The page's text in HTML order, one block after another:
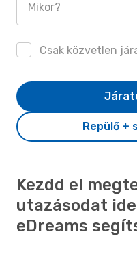
Mikor?
Csak közvetlen
Repülő +
Kezdd el
utazásodat
eDreams